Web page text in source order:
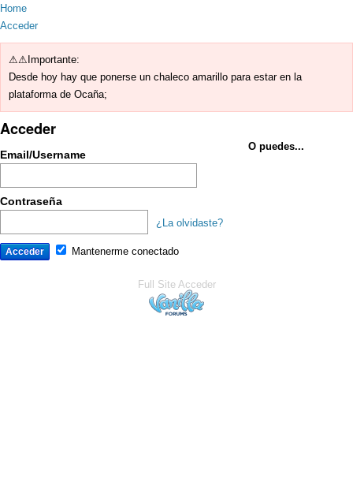
Home
Acceder
⚠⚠Importante:
Desde hoy hay que ponerse un chaleco amarillo para estar en la
plataforma de Ocaña;
Acceder
Email/Username
Contraseña
¿La olvidaste?
O puedes...
Mantenerme conectado
Full Site Acceder